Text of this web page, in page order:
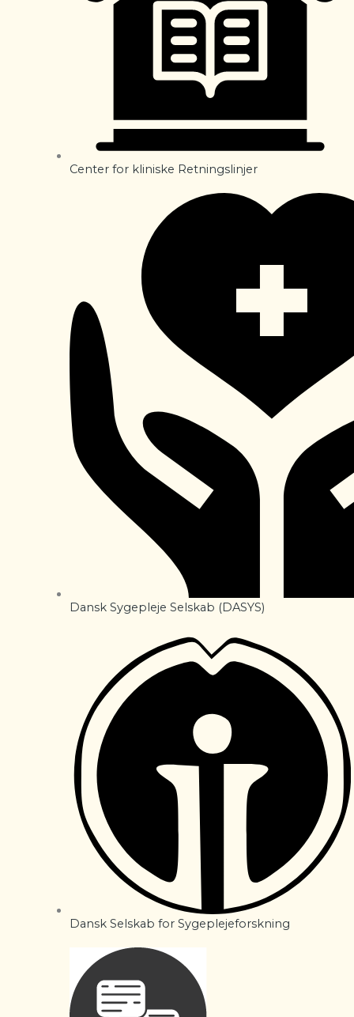
Center for kliniske Retningslinjer
Dansk Sygepleje Selskab (DASYS)
Dansk Selskab for Sygeplejeforskning